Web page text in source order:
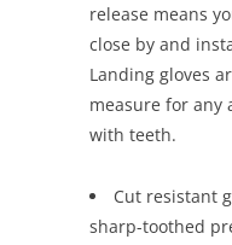
release means
close by and
Landing gloves
measure for any
with teeth.
Cut resistant
sharp-toothed